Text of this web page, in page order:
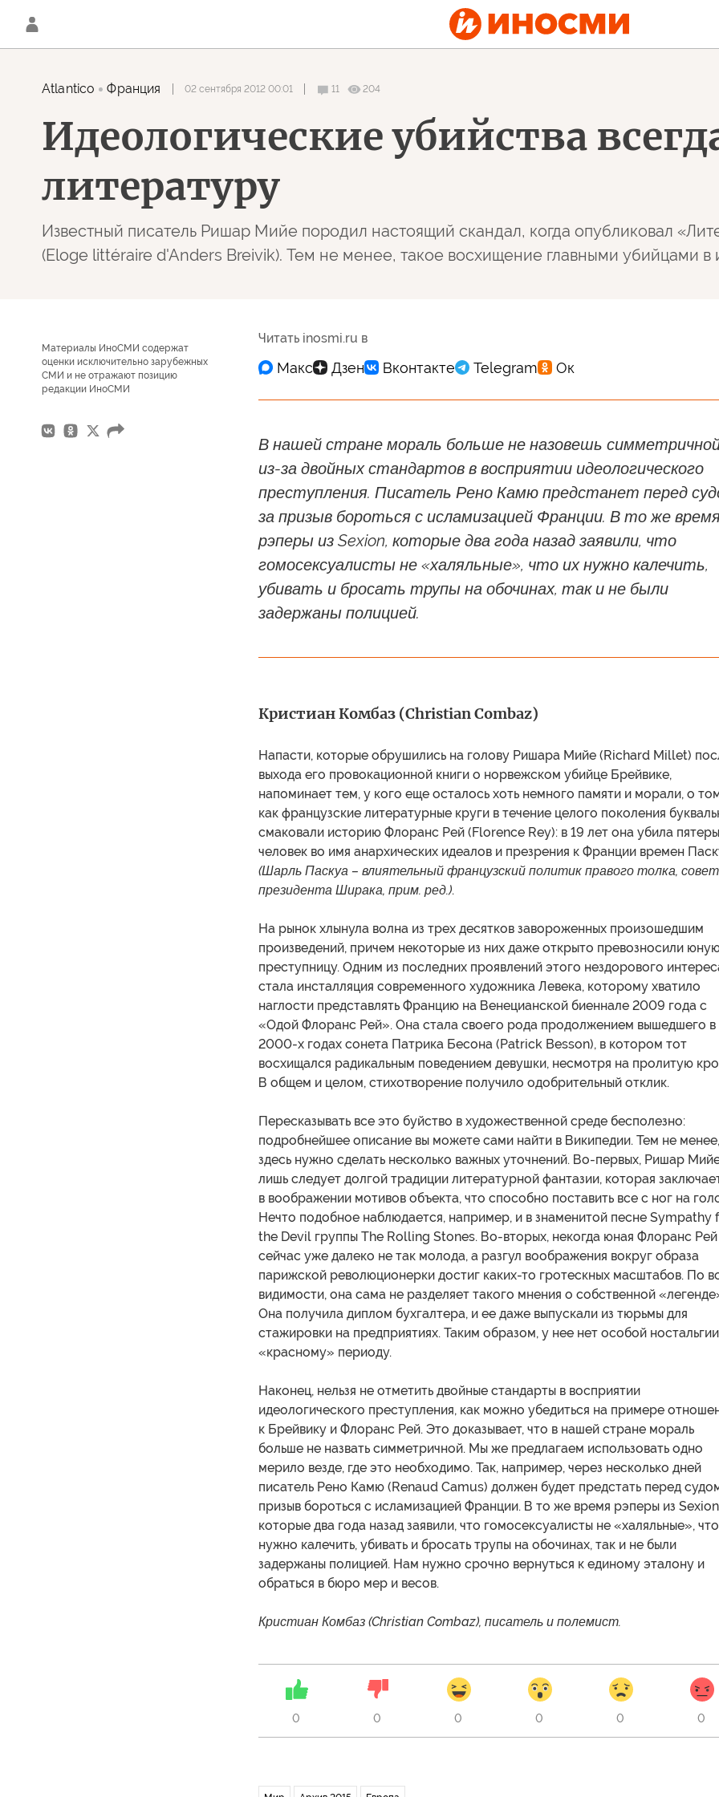
Atlantico Франция 02 сентября 2012 00:01 11 204
Идеологические убийства
литературу
Известный писатель Ришар Мийе породил настоящий скандал, когда опубликовал
(Eloge littéraire d'Anders Breivik). Тем не менее, такое восхищение главными убийцами в
Материалы ИноСМИ содержат
оценки исключительно зарубежных
СМИ и не отражают позицию
редакции ИноСМИ
Читать inosmi.ru в
В нашей стране мораль больше не назовешь
из-за двойных стандартов в восприятии идеологического
преступления. Писатель Рено Камю предстанет перед
за призыв бороться с исламизацией Франции. В то же
рэперы из Sexion, которые два года назад заявили, что
гомосексуалисты не «халяльные», что их нужно калечить,
убивать и бросать трупы на обочинах, так и не были
задержаны полицией.
Кристиан Комбаз (Christian Combaz)
Напасти, которые обрушились на голову Ришара Мийе (Richard Millet)
выхода его провокационной книги о норвежском убийце Брейвике,
напоминает тем, у кого еще осталось хоть немного памяти и морали, о
как французские литературные круги в течение целого поколения
смаковали историю Флоранс Рей (Florence Rey): в 19 лет она убила
человек во имя анархических идеалов и презрения к Франции времен
(Шарль Паскуа – влиятельный французский политик правого толка,
президента Ширака, прим. ред.).
На рынок хлынула волна из трех десятков завороженных произошедшим
произведений, причем некоторые из них даже открыто превозносили
преступницу. Одним из последних проявлений этого нездорового
стала инсталляция современного художника Левека, которому хватило
наглости представлять Францию на Венецианской биеннале 2009 года с
«Одой Флоранс Рей». Она стала своего рода продолжением вышедшего в
2000-х годах сонета Патрика Бесона (Patrick Besson), в котором тот
восхищался радикальным поведением девушки, несмотря на пролитую
В общем и целом, стихотворение получило одобрительный отклик.
Пересказывать все это буйство в художественной среде бесполезно:
подробнейшее описание вы можете сами найти в Википедии. Тем не менее,
здесь нужно сделать несколько важных уточнений. Во-первых, Ришар
лишь следует долгой традиции литературной фантазии, которая
в воображении мотивов объекта, что способно поставить все с ног на
Нечто подобное наблюдается, например, и в знаменитой песне Sympathy
the Devil группы The Rolling Stones. Во-вторых, некогда юная Флоранс Рей
сейчас уже далеко не так молода, а разгул воображения вокруг образа
парижской революционерки достиг каких-то гротескных масштабов. По
видимости, она сама не разделяет такого мнения о собственной
Она получила диплом бухгалтера, и ее даже выпускали из тюрьмы для
стажировки на предприятиях. Таким образом, у нее нет особой
«красному» периоду.
Наконец, нельзя не отметить двойные стандарты в восприятии
идеологического преступления, как можно убедиться на примере
к Брейвику и Флоранс Рей. Это доказывает, что в нашей стране мораль
больше не назвать симметричной. Мы же предлагаем использовать одно
мерило везде, где это необходимо. Так, например, через несколько дней
писатель Рено Камю (Renaud Camus) должен будет предстать перед
призыв бороться с исламизацией Франции. В то же время рэперы из
которые два года назад заявили, что гомосексуалисты не «халяльные»,
нужно калечить, убивать и бросать трупы на обочинах, так и не были
задержаны полицией. Нам нужно срочно вернуться к единому эталону и
обраться в бюро мер и весов.
Кристиан Комбаз (Christian Combaz), писатель и полемист.
0 0 0 0 0 0